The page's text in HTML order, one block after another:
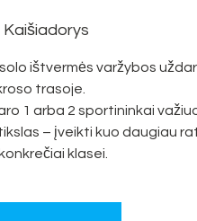
Kaišiadorys
ištvermės varžybos
trasoje.
1 arba 2 sportininkai
– įveikti kuo daugiau
klasei.